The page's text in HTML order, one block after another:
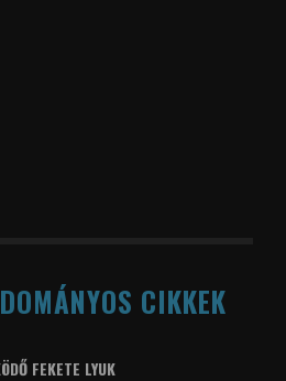
CIKKEK
FEKETE LYUK